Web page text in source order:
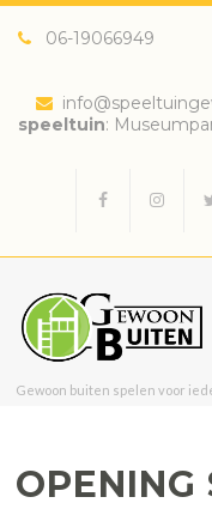
06-19066949
speeltuin:
Gewoon buiten spelen voor
OPENING